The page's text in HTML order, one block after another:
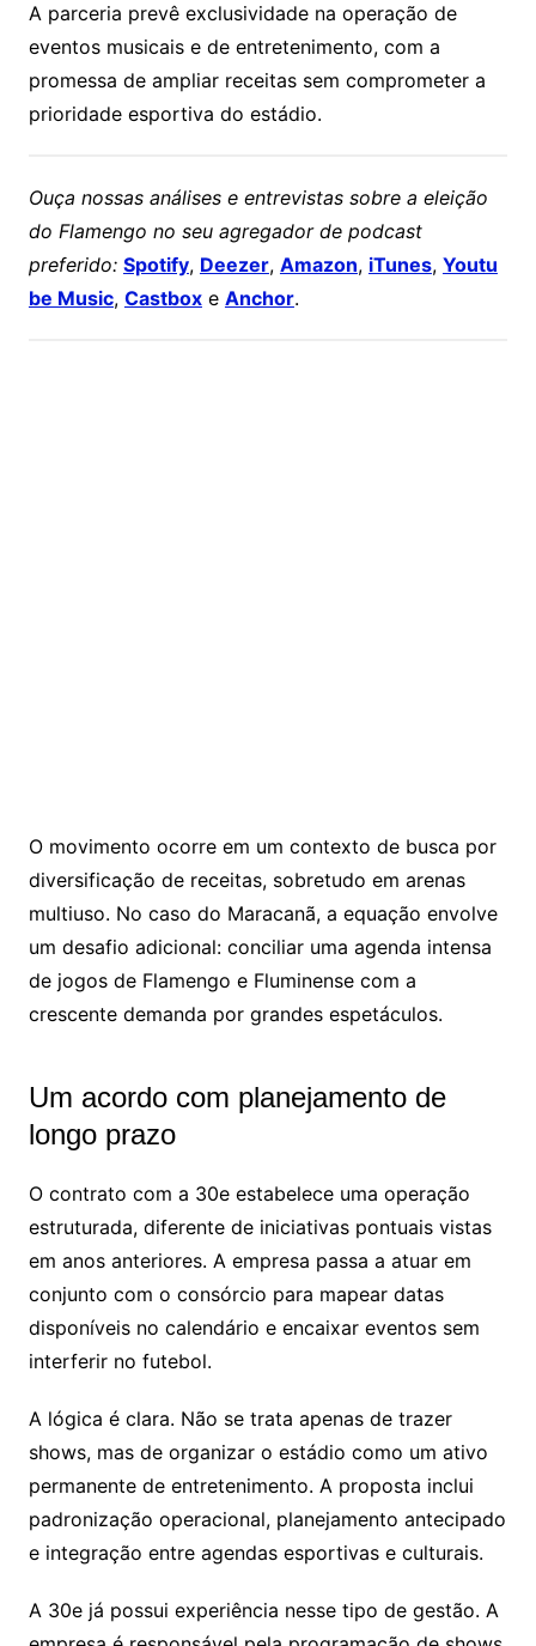
A parceria prevê exclusividade na operação de
eventos musicais e de entretenimento, com a
promessa de ampliar receitas sem comprometer a
prioridade esportiva do estádio.
Ouça nossas análises e entrevistas sobre a eleição
do Flamengo no seu agregador de podcast
preferido: Spotify, Deezer, Amazon, iTunes, Youtu
be Music, Castboxe Anchor.
O movimento ocorre em um contexto de busca por
diversificação de receitas, sobretudo em arenas
multiuso. No caso do Maracanã, a equação envolve
um desafio adicional: conciliar uma agenda intensa
de jogos de Flamengo e Fluminensecom a
crescente demanda por grandes espetáculos.
Um acordo com planejamento de
longo prazo
O contrato com a 30e estabelece uma operação
estruturada, diferente de iniciativas pontuais vistas
em anos anteriores. A empresa passa a atuar em
conjunto com o consórcio para mapear datas
disponíveis no calendário e encaixar eventos sem
interferir no futebol.
A lógica é clara. Não se trata apenas de trazer
shows, mas de organizar o estádio como um ativo
permanente de entretenimento. A proposta inclui
padronização operacional, planejamento antecipado
e integração entre agendas esportivas e culturais.
A 30e já possui experiência nesse tipo de gestão. A